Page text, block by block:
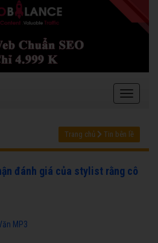
Trang chủ Tin bên lề
đánh giá của stylist rằng cô
MP3